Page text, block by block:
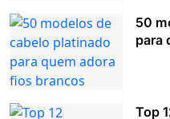
50
para
Top